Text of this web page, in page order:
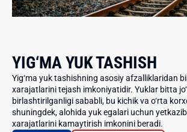
YIG‘MA YUK TASHISH
Yig‘ma yuk tashishning asosiy afzalliklaridan
xarajatlarini tejash imkoniyatidir. Yuklar bitta
birlashtirilganligi sababli, bu kichik va o‘rta
shuningdek, alohida yuk egalari uchun
xarajatlarini kamaytirish imkonini beradi.